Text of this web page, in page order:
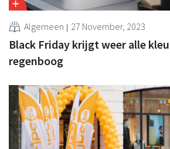
Algemeen 27 November, 2023
Black Friday krijgt weer alle
regenboog